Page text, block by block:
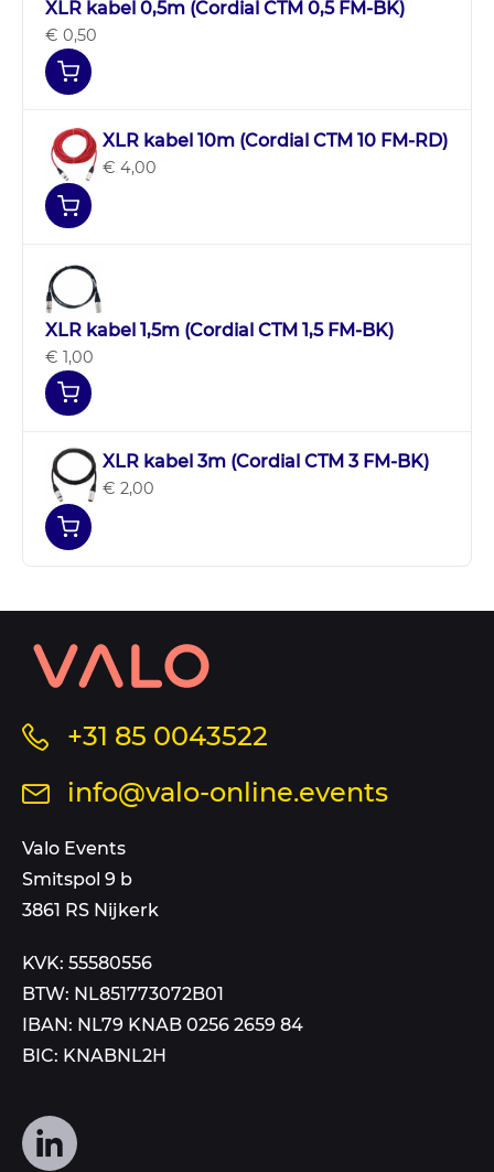
XLR kabel 0,5m (Cordial CTM 0,5 FM-BK)
€ 0,50
XLR kabel 10m (Cordial CTM 10 FM-RD)
€ 4,00
XLR kabel 1,5m (Cordial CTM 1,5 FM-BK)
€ 1,00
XLR kabel 3m (Cordial CTM 3 FM-BK)
€ 2,00
Contact
informatie
sitemap+31 85 0043522
op
Stuur
mail
aan
info@valo-online.events
Valo Events
Smitspol 9 b
3861 RS Nijkerk
KVK: 55580556
BTW: NL851773072B01
IBAN: NL79 KNAB 0256 2659 84
BIC: KNABNL2H
Volg
ons